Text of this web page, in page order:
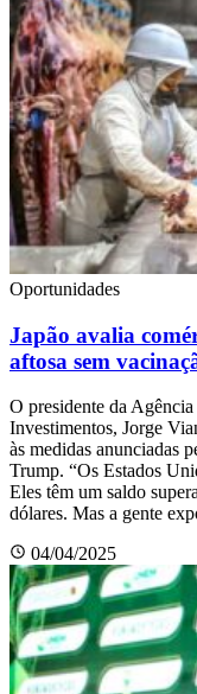
Oportunidades
Japão avalia
aftosa sem
O presidente da
Investimentos, Jorge
às medidas anunciadas
Trump. “Os Estados
Eles têm um saldo
dólares. Mas a gente
04/04/2025